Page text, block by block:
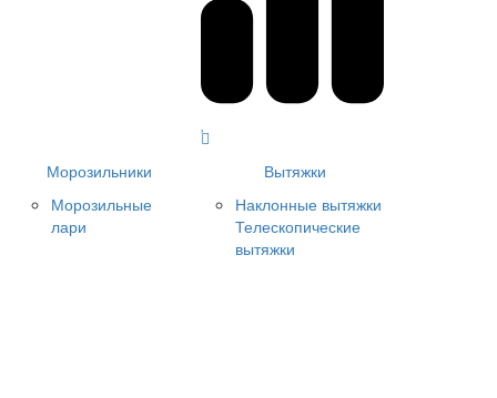
Морозильники
Морозильные
лари
Вытяжки
Наклонные вытяжки
Телескопические
вытяжки